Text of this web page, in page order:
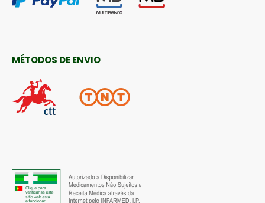
MÉTODOS DE ENVIO